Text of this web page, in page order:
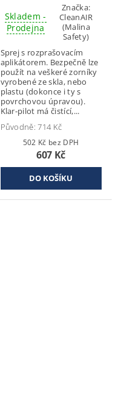
Skladem -
Prodejna
Značka:
CleanAIR
(Malina
Safety)
Sprej s rozprašovacím
aplikátorem. Bezpečně lze
použít na veškeré zorníky
vyrobené ze skla, nebo
plastu (dokonce i ty s
povrchovou úpravou).
Klar-pilot má čistící,...
Původně:714 Kč
502 Kč bez DPH
607 Kč